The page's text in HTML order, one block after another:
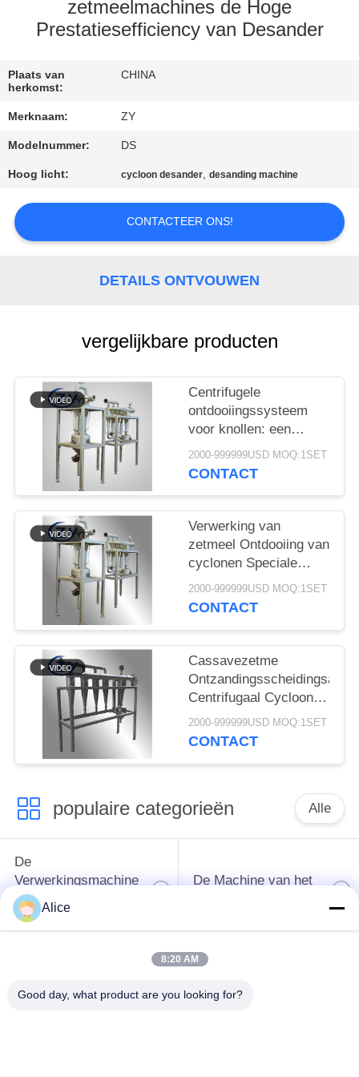
CONTACTEER
NIEUWS
VERZOEK
OM EEN
CITAAT
POLICY
zetmeelmachines de Hoge
Prestatiesefficiency van Desander
Plaats van
herkomst:
CHINA
Merknaam: ZY
Modelnummer: DS
Hoog licht: cycloon desander,desanding machine
CONTACTEER ONS!
DETAILS ONTVOUWEN
vergelijkbare producten
Centrifugele
ontdooiingssysteem
voor knollen: een
speciale oplossing voor
de zuivering van
zoete aardappel
2000-999999USD MOQ:1SET
CONTACT
Verwerking van
zetmeel Ontdooiing van
cyclonen Speciale
apparatuur voor
zandverontreiniging
aardappel
Aardappelzetmeel
Slurry
2000-999999USD MOQ:1SET
CONTACT
Cassavezetme
Centrifugaal Cycloon
Ontzander Speciaal
voor Knolzetmeelpasta
2000-999999USD MOQ:1SET
CONTACT
populaire categorieën Alle
De
Verwerkingsmachine
van het
maniokzetmeel
De Machine van het
De
van de maniokbloem
Alice
8:20 AM
Good day, what product are you looking for?